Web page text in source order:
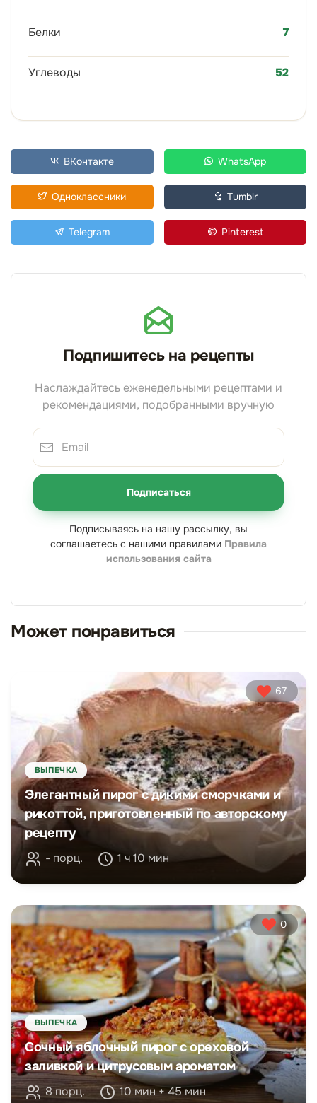
Белки 7
Углеводы 52
ВКонтакте WhatsApp
Одноклассники Tumblr
Telegram Pinterest
Подпишитесь на рецепты
Наслаждайтесь еженедельными рецептами и
рекомендациями, подобранными вручную
Подписаться
Подписываясь на нашу рассылку, вы
соглашаетесь с нашими правилами Правила
использования сайта
Может понравиться
67
ВЫПЕЧКА
Элегантный пирог с дикими сморчками и
рикоттой, приготовленный по авторскому
рецепту
- порц. 1 ч 10 мин
0
ВЫПЕЧКА
Сочный яблочный пирог с ореховой
заливкой и цитрусовым ароматом
8 порц. 10 мин + 45 мин